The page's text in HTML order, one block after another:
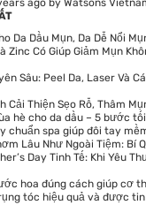
ago by Watsons
Da Dầu Mụn, Da Dễ Nổi
Zinc Có Giúp Giảm Mụn
Sâu: Peel Da, Laser Và
Cải Thiện Sẹo Rỗ, Thâm
hè cho da dầu – 5 bước
chuẩn spa giúp đôi tay
Lâu Như Ngoài Tiệm: Bí
Day Tinh Tế: Khi Yêu
hoa đúng cách giúp cơ
tóc hiệu quả và được